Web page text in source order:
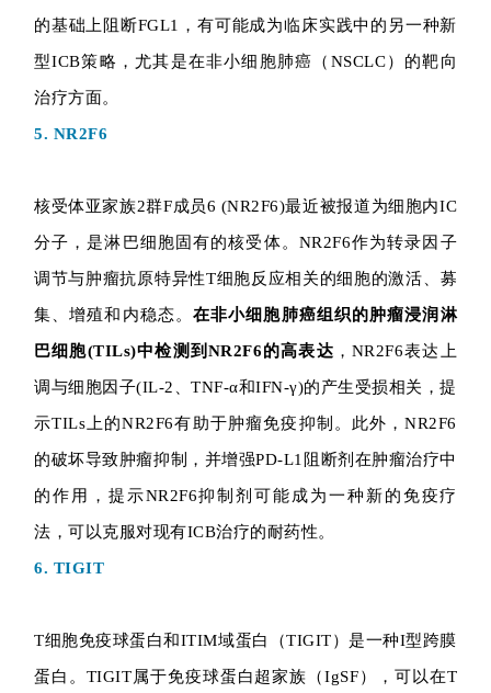
首
页
行
业
讯
再
学
的基础上阻断FGL1，有可能成为临床实践中的另一种新
型ICB策略，尤其是在非小细胞肺癌（NSCLC）的靶向
治疗方面。
5. NR2F6
核受体亚家族2群F成员6 (NR2F6)最近被报道为细胞内IC
分子，是淋巴细胞固有的核受体。NR2F6作为转录因子
调节与肿瘤抗原特异性T细胞反应相关的细胞的激活、募
集、增殖和内稳态。 在非小细胞肺癌组织的肿瘤浸润淋
巴细胞(TILs)中检测到NR2F6的高表达 ，NR2F6表达上
调与细胞因子(IL-2、TNF-α和IFN-γ)的产生受损相关，提
示TILs上的NR2F6有助于肿瘤免疫抑制。此外，NR2F6
的破坏导致肿瘤抑制，并增强PD-L1阻断剂在肿瘤治疗中
的作用，提示NR2F6抑制剂可能成为一种新的免疫疗
法，可以克服对现有ICB治疗的耐药性。
6. TIGIT
T细胞免疫球蛋白和ITIM域蛋白（TIGIT）是一种I型跨膜
蛋白。TIGIT属于免疫球蛋白超家族（IgSF），可以在T